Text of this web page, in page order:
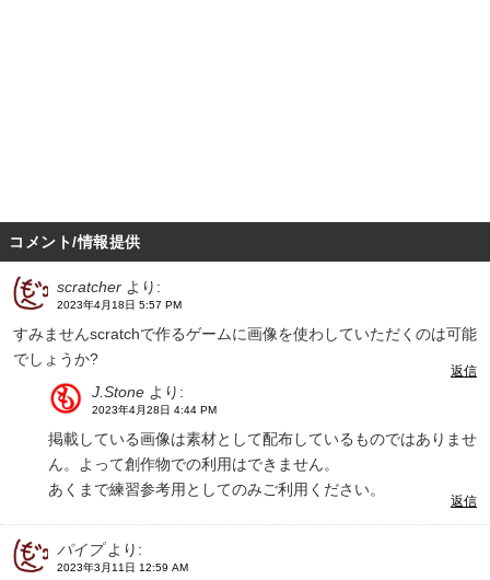
コメント/情報提供
scratcher より:
2023年4月18日 5:57 PM
すみませんscratchで作るゲームに画像を使わしていただくのは可能
でしょうか?
返信
J.Stone より:
2023年4月28日 4:44 PM
掲載している画像は素材として配布しているものではありませ
ん。よって創作物での利用はできません。
あくまで練習参考用としてのみご利用ください。
返信
パイプ より:
2023年3月11日 12:59 AM